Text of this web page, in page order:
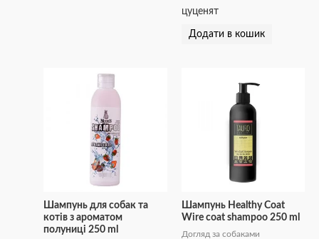
цуценят
Додати в кошик
Шампунь для собак та
котів з ароматом
полуниці 250 ml
Шампунь Healthy Coat
Wire coat shampoo 250 ml
Догляд за собаками